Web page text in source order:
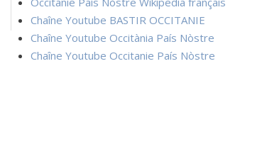
Chaîne Youtube BASTIR OCCITANIE
Chaîne Youtube Occitània País Nòstre
Chaîne Youtube Occitanie País Nòstre